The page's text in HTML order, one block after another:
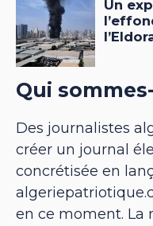
Qui
Des journalistes
créer un journal
concrétisée en
en ce moment. La